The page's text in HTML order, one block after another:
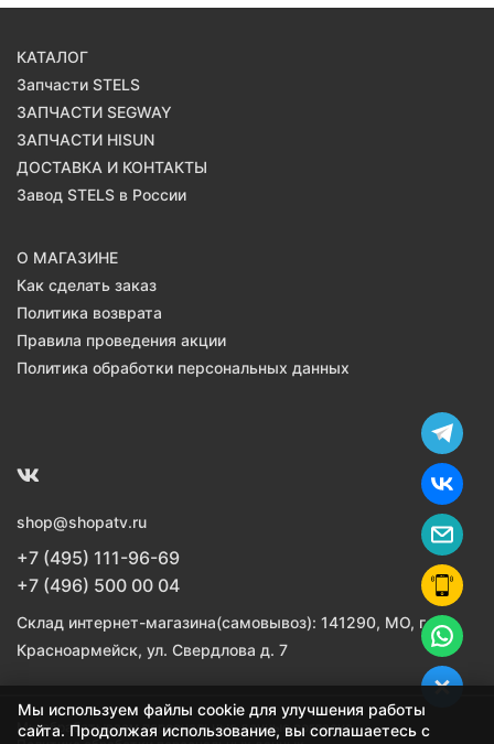
КАТАЛОГ
Запчасти STELS
ЗАПЧАСТИ SEGWAY
ЗАПЧАСТИ HISUN
ДОСТАВКА И КОНТАКТЫ
Завод STELS в России
О МАГАЗИНЕ
Как сделать заказ
Политика возврата
Правила проведения акции
Политика обработки персональных данных
shop@shopatv.ru
+7 (495) 111-96-69
+7 (496) 500 00 04
Склад интернет-магазина(самовывоз): 141290, МО, г.
Красноармейск, ул. Свердлова д. 7
Мы обрабатываем персональные данные согласно
Мы используем файлы cookie для улучшения работы
сайта. Продолжая использование, вы соглашаетесь с